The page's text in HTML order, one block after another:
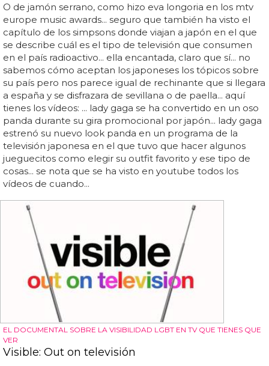
O de jamón serrano, como hizo eva longoria en los mtv
europe music awards... seguro que también ha visto el
capítulo de los simpsons donde viajan a japón en el que
se describe cuál es el tipo de televisión que consumen
en el país radioactivo... ella encantada, claro que sí... no
sabemos cómo aceptan los japoneses los tópicos sobre
su país pero nos parece igual de rechinante que si llegara
a españa y se disfrazara de sevillana o de paella... aquí
tienes los vídeos: ... lady gaga se ha convertido en un oso
panda durante su gira promocional por japón... lady gaga
estrenó su nuevo look panda en un programa de la
televisión japonesa en el que tuvo que hacer algunos
jueguecitos como elegir su outfit favorito y ese tipo de
cosas... se nota que se ha visto en youtube todos los
vídeos de cuando...
EL DOCUMENTAL SOBRE LA VISIBILIDAD LGBT EN TV QUE TIENES QUE
VER
Visible: Out on televisión